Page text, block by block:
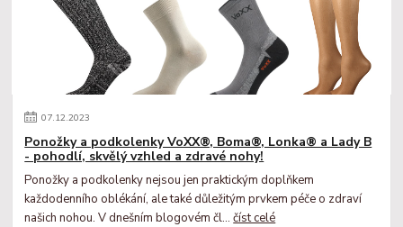
07.12.2023
Ponožky a podkolenky VoXX®, Boma®, Lonka® a Lady B
- pohodlí, skvělý vzhled a zdravé nohy!
Ponožky a podkolenky nejsou jen praktickým doplňkem
každodenního oblékání, ale také důležitým prvkem péče o zdraví
našich nohou. V dnešním blogovém čl...číst celé